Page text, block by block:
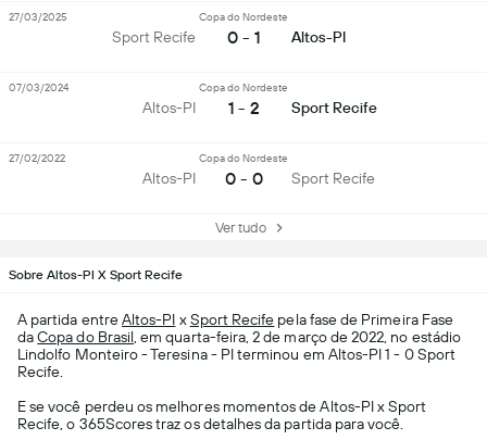
Sport Recife
Copa do Nordeste
0 - 1 Altos-PI
27/03/2025
Altos-PI
Copa do Nordeste
1 - 2 Sport Recife
07/03/2024
Altos-PI
Copa do Nordeste
0 - 0 Sport Recife
27/02/2022
Ver tudo
Sobre Altos-PI X Sport Recife
A partida entreAltos-PI xSport Recife pela fase de Primeira Fase
daCopa do Brasil , em quarta-feira, 2 de março de 2022, no estádio
Lindolfo Monteiro - Teresina - PI terminou em Altos-PI 1 - 0 Sport
Recife.
E se você perdeu os melhores momentos de Altos-PI x Sport
Recife, o 365Scores traz os detalhes da partida para você.